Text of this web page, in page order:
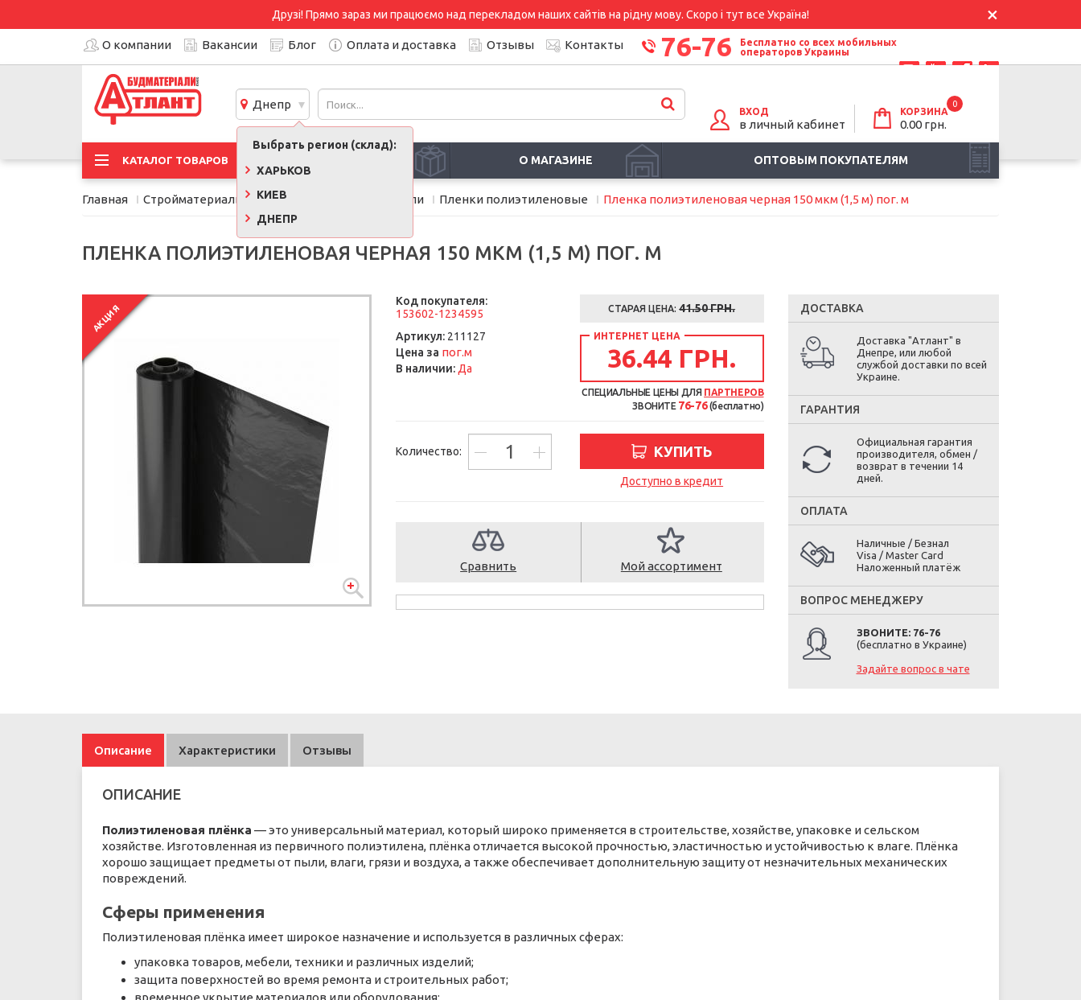
Друзі! Прямо зараз ми працюємо над перекладом наших сайтів на рідну мову. Скоро і тут все Україна!
О компании Вакансии Блог Оплата и доставка Отзывы Контакты 76-76
Бесплатно со всех мобильных
операторов Украины
Днепр
Выбрать регион (склад):
ХАРЬКОВ
КИЕВ
ДНЕПР
ВХОД
в личный кабинет
КОРЗИНА
0
0.00 грн.
КАТАЛОГ ТОВАРОВ О МАГАЗИНЕ ОПТОВЫМ ПОКУПАТЕЛЯМ
Главная Стройматериалы Пленки, сетки, уплотнители Пленки полиэтиленовые Пленка полиэтиленовая черная 150 мкм (1,5 м) пог. м
ПЛЕНКА ПОЛИЭТИЛЕНОВАЯ ЧЕРНАЯ 150 МКМ (1,5 М) ПОГ. М
АКЦИЯ
Код покупателя:
153602-1234595
Артикул: 211127
Цена за пог.м
В наличии: Да
СТАРАЯ ЦЕНА:41.50ГРН.
ИНТЕРНЕТ ЦЕНА
36.44 ГРН.
СПЕЦИАЛЬНЫЕ ЦЕНЫ ДЛЯ ПАРТНЕРОВ
ЗВОНИТЕ 76-76(бесплатно)
Количество: КУПИТЬ
Доступно в кредит
Сравнить Мой ассортимент
ДОСТАВКА
Доставка "Атлант" в
Днепре, или любой
службой доставки по всей
Украине.
ГАРАНТИЯ
Официальная гарантия
производителя, обмен /
возврат в течении 14
дней.
ОПЛАТА
Наличные / Безнал
Visa / Master Card
Наложенный платёж
ВОПРОС МЕНЕДЖЕРУ
ЗВОНИТЕ: 76-76
(бесплатно в Украине)
Задайте вопрос в чате
Описание Характеристики Отзывы
ОПИСАНИЕ
Полиэтиленовая плёнка — это универсальный материал, который широко применяется в строительстве, хозяйстве, упаковке и сельском
хозяйстве. Изготовленная из первичного полиэтилена, плёнка отличается высокой прочностью, эластичностью и устойчивостью к влаге. Плёнка
хорошо защищает предметы от пыли, влаги, грязи и воздуха, а также обеспечивает дополнительную защиту от незначительных механических
повреждений.
Сферы применения
Полиэтиленовая плёнка имеет широкое назначение и используется в различных сферах:
упаковка товаров, мебели, техники и различных изделий;
защита поверхностей во время ремонта и строительных работ;
временное укрытие материалов или оборудования;